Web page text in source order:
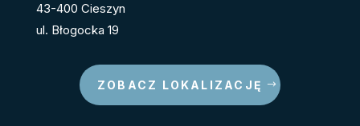
43-400 Cieszyn
ul. Błogocka 19
ZOBACZ LOKALIZACJĘ